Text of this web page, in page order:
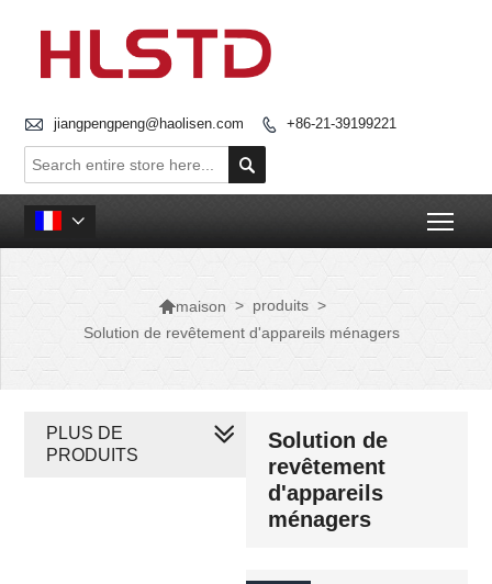
 jiangpengpeng@haolisen.com  +86-21-39199221


maison > produits >
Solution de revêtement d'appareils ménagers
Solution de
revêtement
d'appareils
ménagers
PLUS DE
PRODUITS